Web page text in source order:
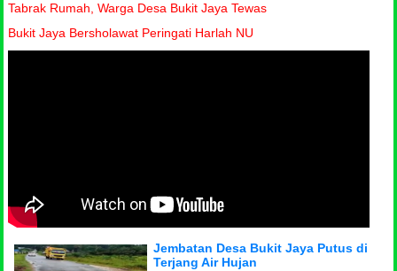
Tabrak Rumah, Warga Desa Bukit Jaya Tewas
Bukit Jaya Bersholawat Peringati Harlah NU
Jembatan Desa Bukit Jaya Putus di
Terjang Air Hujan